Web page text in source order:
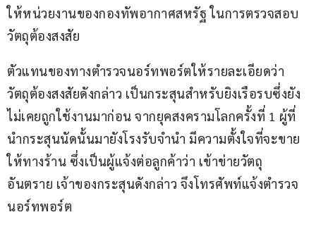
ให้หน่วยงานของกองทัพอากาศสหรัฐ ในการตรวจสอบ
วัตถุต้องสงสัย
ตัวแทนของทางตำรวจนอร์ทพอร์ตให้รายละเอียดว่า
วัตถุต้องสงสัยดังกล่าว เป็นกระสุนสำหรับยิงเรือรบซึ่งยัง
ไม่เคยถูกใช้งานมาก่อน จากยุคสงครามโลกครั้งที่ 1 ผู้ที่
นำกระสุนนัดนั้นมายังโรงรับจำนำ มีความตั้งใจที่จะขาย
ให้ทางร้าน ซึ่งเป็นผู้แจ้งต่อลูกค้าว่า เข้าข่ายวัตถุ
อันตราย เจ้าของกระสุนดังกล่าว จึงโทรศัพท์แจ้งตำรวจ
นอร์ทพอร์ต